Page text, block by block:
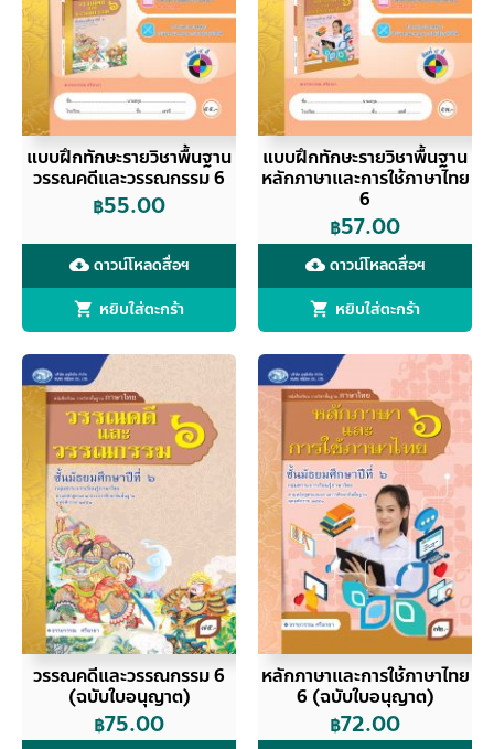
แบบฝึกทักษะรายวิชาพื้นฐาน
วรรณคดีและวรรณกรรม 6
฿55.00
cloud_downloadดาวน์โหลดสื่อฯ
หยิบใส่ตะกร้า
แบบฝึกทักษะรายวิชาพื้นฐาน
หลักภาษาและการใช้ภาษาไทย
6
฿57.00
cloud_downloadดาวน์โหลดสื่อฯ
หยิบใส่ตะกร้า
วรรณคดีและวรรณกรรม 6
(ฉบับใบอนุญาต)
฿75.00
หลักภาษาและการใช้ภาษาไทย
6 (ฉบับใบอนุญาต)
฿72.00